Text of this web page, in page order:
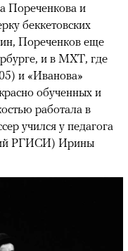
Пореченкова и
беккетовских
Пореченков еще
и в МХТ, где
и «Иванова»
обученных и
работала в
учился у педагога
РГИСИ) Ирины